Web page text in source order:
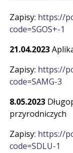
Zapisy: https://
code=SGOS+-1
21.04.2023
Zapisy: https://
code=SAMG-3
8.05.2023
przyrodniczych
Zapisy: https://
code=SDLU-1